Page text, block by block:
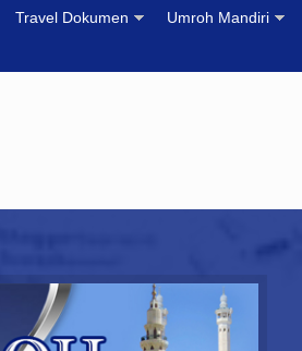
Travel Dokumen Umroh Mandiri